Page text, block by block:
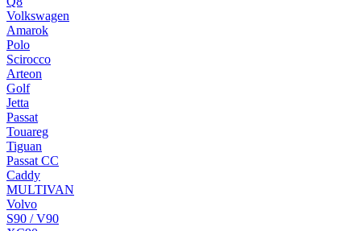
Volkswagen
Amarok
Polo
Scirocco
Arteon
Golf
Jetta
Passat
Touareg
Tiguan
Passat CC
Caddy
MULTIVAN
Volvo
S90 / V90